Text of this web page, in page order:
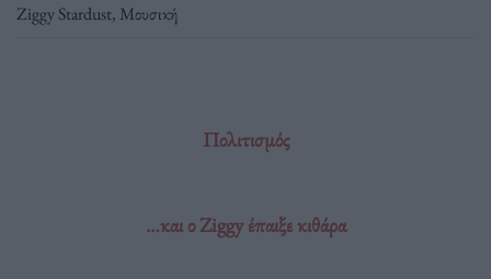
Ziggy Stardust, Μουσική
Πολιτισμός
…και ο Ziggy έπαιξε κιθάρα